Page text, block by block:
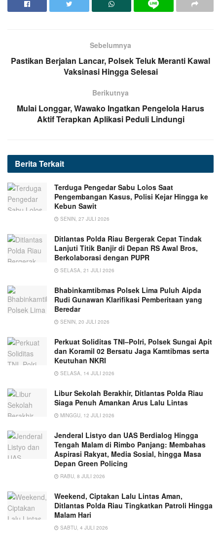
Sebelumnya
Pastikan Berjalan Lancar, Polsek Teluk Meranti Kawal
Vaksinasi Hingga Selesai
Berikutnya
Mulai Longgar, Wawako Ingatkan Pengelola Harus
Aktif Terapkan Aplikasi Peduli Lindungi
Berita Terkait
Terduga Pengedar Sabu Lolos Saat
Pengembangan Kasus, Polisi Kejar Hingga ke
Kebun Sawit
SENIN, 27 JULI 2026
Ditlantas Polda Riau Bergerak Cepat Tindak
Lanjuti Titik Banjir di Depan RS Awal Bros,
Berkolaborasi dengan PUPR
SELASA, 21 JULI 2026
Bhabinkamtibmas Polsek Lima Puluh Aipda
Rudi Gunawan Klarifikasi Pemberitaan yang
Beredar
SENIN, 20 JULI 2026
Perkuat Soliditas TNI–Polri, Polsek Sungai Apit
dan Koramil 02 Bersatu Jaga Kamtibmas serta
Keutuhan NKRI
SELASA, 14 JULI 2026
Libur Sekolah Berakhir, Ditlantas Polda Riau
Siaga Penuh Amankan Arus Lalu Lintas
MINGGU, 12 JULI 2026
Jenderal Listyo dan UAS Berdialog Hingga
Tengah Malam di Rimbo Panjang: Membahas
Aspirasi Rakyat, Media Sosial, hingga Masa
Depan Green Policing
RABU, 8 JULI 2026
Weekend, Ciptakan Lalu Lintas Aman,
Ditlantas Polda Riau Tingkatkan Patroli Hingga
Malam Hari
SABTU, 4 JULI 2026